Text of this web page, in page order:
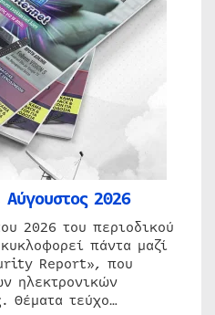
2026
2026 του περιοδικού
πάντα μαζί
Report», που
ηλεκτρονικών
Θέματα τεύχο…